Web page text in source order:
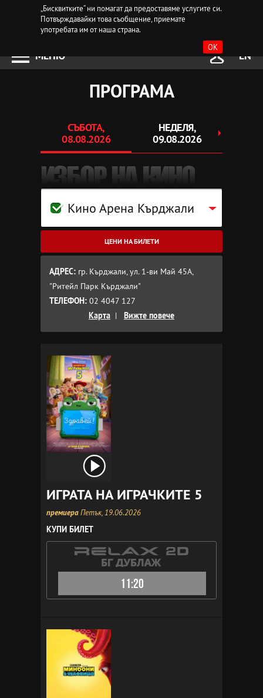
„Бисквитките“ ни помагат да предоставяме услугите си.
Потвърждавайки това съобщение, приемате
употребата им от наша страна.
OK
МЕНЮ EN
ПРОГРАМА
СЪБОТА,
08.08.2026
НЕДЕЛЯ,
09.08.2026
ИЗБОР НА КИНО
Кино Арена Кърджали
ЦЕНИ НА БИЛЕТИ
АДРЕС: гр. Кърджали, ул. 1-ви Май 45A,
"Ритейл Парк Кърджали"
ТЕЛЕФОН: 02 4047 127
Карта | Вижте повече
ИГРАТА НА ИГРАЧКИТЕ 5
премиераПетък, 19.06.2026
КУПИ БИЛЕТ
11:20